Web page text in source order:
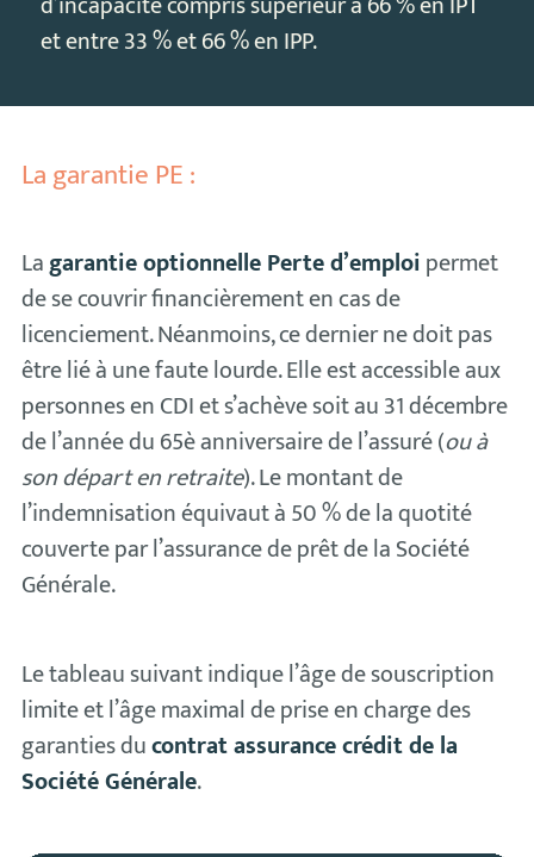
et entre 33 % et 66 % en IPP.
La garantie PE :
Lagarantie optionnelle Perte d’emploipermet
de se couvrir financièrement en cas de
licenciement. Néanmoins, ce dernier ne doit pas
être lié à une faute lourde. Elle est accessible aux
personnes en CDI et s’achève soit au 31 décembre
de l’année du 65è anniversaire de l’assuré (ou à
son départ en retraite). Le montant de
l’indemnisation équivaut à 50 % de la quotité
couverte par l’assurance de prêt de la Société
Générale.
Le tableau suivant indique l’âge de souscription
limite et l’âge maximal de prise en charge des
garanties ducontrat assurance crédit de la
Société Générale.